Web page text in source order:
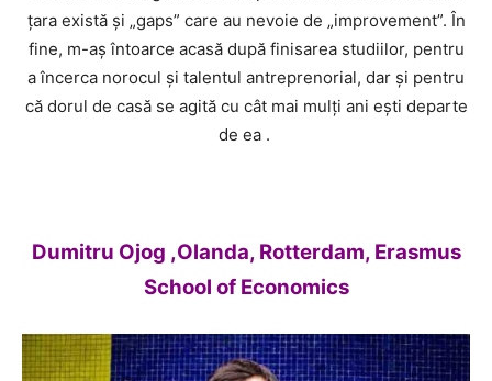
țara există și „gaps” care au nevoie de „improvement”. În
fine, m-aș întoarce acasă după finisarea studiilor, pentru
a încerca norocul și talentul antreprenorial, dar și pentru
că dorul de casă se agită cu cât mai mulți ani ești departe
de ea .
Dumitru Ojog ,Olanda, Rotterdam, Erasmus
School of Economics